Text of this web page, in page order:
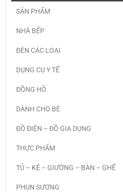
SẢN PHẨM
NHÀ BẾP
ĐÈN CÁC LOẠI
DỤNG CỤ Y TẾ
ĐỒNG HỒ
DÀNH CHO BÉ
ĐỒ ĐIỆN – ĐỒ GIA DỤNG
THỰC PHẨM
TỦ – KỆ – GIƯỜNG – BÀN – GHẾ
PHUN SƯƠNG